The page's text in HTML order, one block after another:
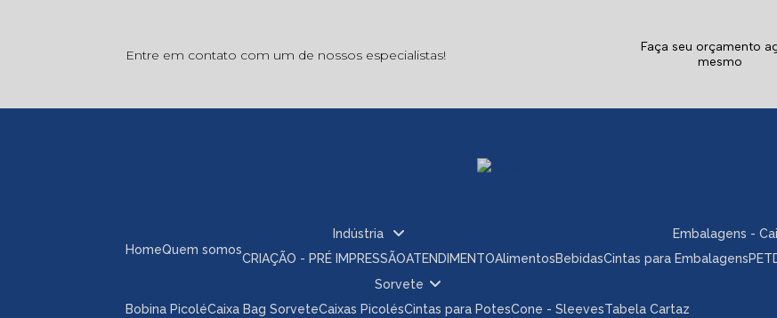
Entre em contato com um de nossos especialistas!
Faça seu orçamento
mesmo
Home Quem somos
Indústria
CRIAÇÃO - PRÉ IMPRESSÃO ATENDIMENTO
Sorvete
Bobina Picolé
Caixa Bag Sorvete Caixas Picolés Cintas para Potes Cone - Sleeves
Tabela Cartaz
Embalagens -
Alimentos
Bebidas Cintas para Embalagens PET